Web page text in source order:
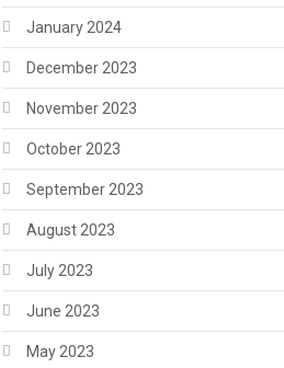
January 2024
December 2023
November 2023
October 2023
September 2023
August 2023
July 2023
June 2023
May 2023